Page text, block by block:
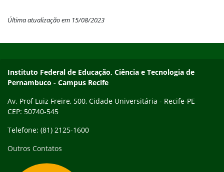
Última atualização em 15/08/2023
Instituto Federal de Educação, Ciência e Tecnologia de
Pernambuco - Campus Recife
Av. Prof Luiz Freire, 500, Cidade Universitária - Recife-PE
CEP: 50740-545
Telefone: (81) 2125-1600
Outros Contatos